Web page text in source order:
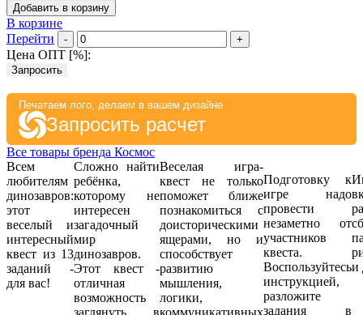
Добавить в корзину
В корзине
Перейти
- +
Цена ОПТ [%]:
Запросить
Печатаем лого, делаем в вашем дизайне
Запросить расчет
Все товары бренда Космос
Всем
любителям
динозавров:
этот
веселый и
интересный
квест из 13
заданий -
для вас!
Сложно найти
ребёнка,
которому не
интересен
загадочный
мир
динозавров.
Этот квест -
отличная
возможность
Веселая игра-
квест не только
поможет ближе
познакомиться с
доисторическими
ящерами, но и
способствует
развитию
мышления,
логики,
Подготовку к
игре надо
провести
незаметно от
участников
квеста.
Воспользуйтесь
инструкцией,
разложите
задания в
и